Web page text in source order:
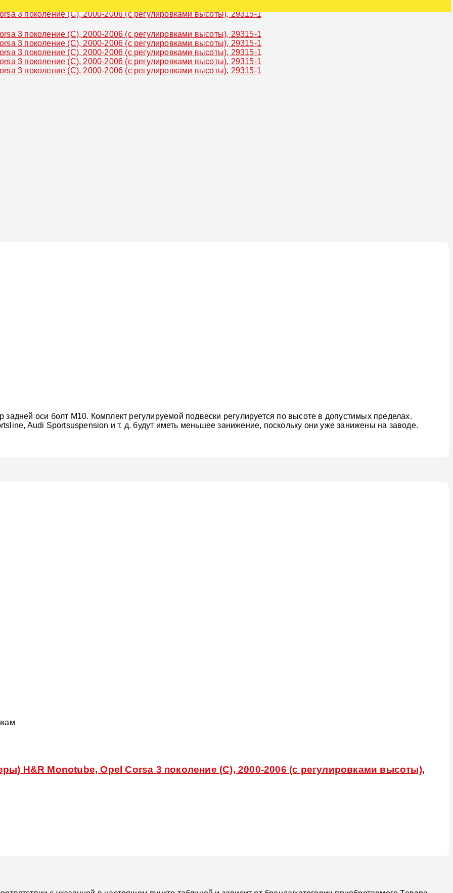
задней оси болт M10. Комплект регулируемой подвески регулируется по высоте в допустимых пределах.
Audi Sportsuspension и т. д. будут иметь меньшее занижение, поскольку они уже занижены на заводе.
H&R Monotube, Opel Corsa 3 поколение (C), 2000-2006 (с регулировками высоты),